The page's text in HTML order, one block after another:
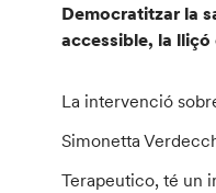
Democratitzar la
accessible, la lliçó
La intervenció
Simonetta
Terapeutico, té un